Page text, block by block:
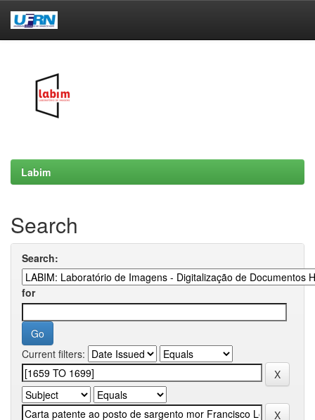
Labim
Search
Search:
for
Current filters: